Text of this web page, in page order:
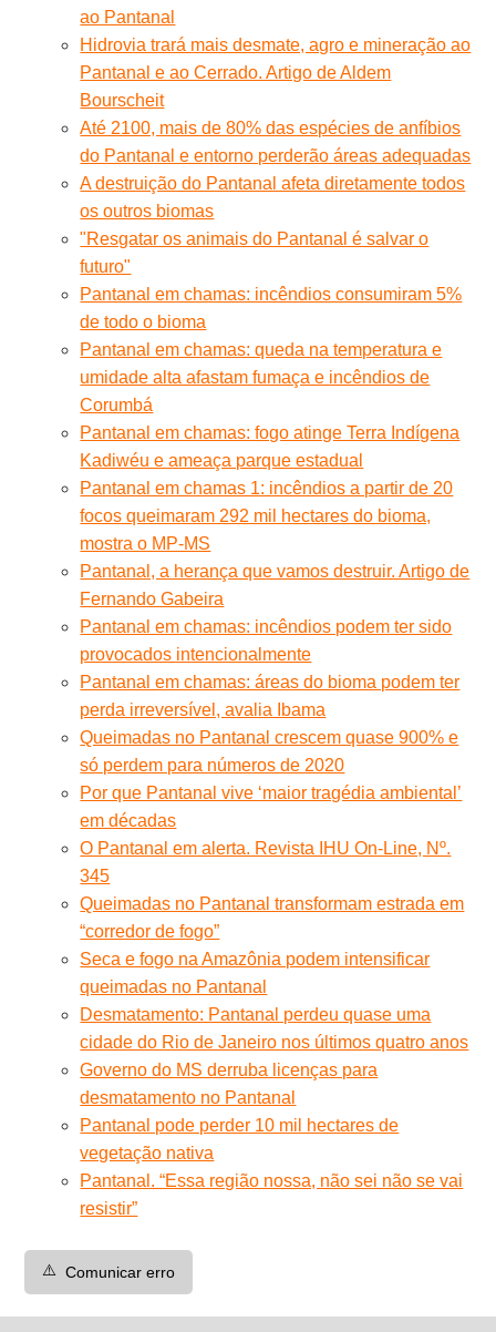
ao Pantanal
Hidrovia trará mais desmate, agro e mineração ao
Pantanal e ao Cerrado. Artigo de Aldem
Bourscheit
Até 2100, mais de 80% das espécies de anfíbios
do Pantanal e entorno perderão áreas adequadas
A destruição do Pantanal afeta diretamente todos
os outros biomas
"Resgatar os animais do Pantanal é salvar o
futuro"
Pantanal em chamas: incêndios consumiram 5%
de todo o bioma
Pantanal em chamas: queda na temperatura e
umidade alta afastam fumaça e incêndios de
Corumbá
Pantanal em chamas: fogo atinge Terra Indígena
Kadiwéu e ameaça parque estadual
Pantanal em chamas 1: incêndios a partir de 20
focos queimaram 292 mil hectares do bioma,
mostra o MP-MS
Pantanal, a herança que vamos destruir. Artigo de
Fernando Gabeira
Pantanal em chamas: incêndios podem ter sido
provocados intencionalmente
Pantanal em chamas: áreas do bioma podem ter
perda irreversível, avalia Ibama
Queimadas no Pantanal crescem quase 900% e
só perdem para números de 2020
Por que Pantanal vive ‘maior tragédia ambiental’
em décadas
O Pantanal em alerta. Revista IHU On-Line, Nº.
345
Queimadas no Pantanal transformam estrada em
“corredor de fogo”
Seca e fogo na Amazônia podem intensificar
queimadas no Pantanal
Desmatamento: Pantanal perdeu quase uma
cidade do Rio de Janeiro nos últimos quatro anos
Governo do MS derruba licenças para
desmatamento no Pantanal
Pantanal pode perder 10 mil hectares de
vegetação nativa
Pantanal. “Essa região nossa, não sei não se vai
resistir”
⚠️ Comunicar erro